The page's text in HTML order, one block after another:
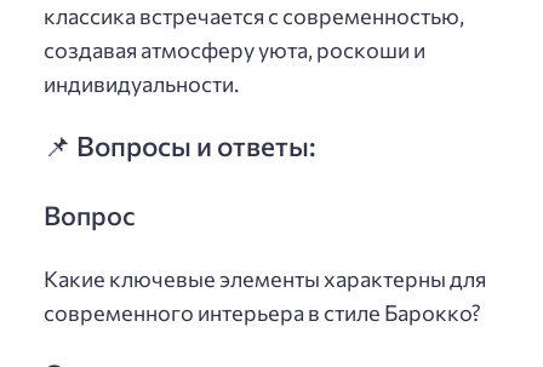
классика встречается с современностью,
создавая атмосферу уюта, роскоши и
индивидуальности.
📌 Вопросы и ответы:
Вопрос
Какие ключевые элементы характерны для
современного интерьера в стиле Барокко?